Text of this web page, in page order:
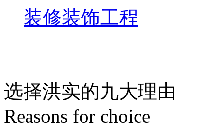
装修装饰工程
选择洪实的九大理由
Reasons for choice